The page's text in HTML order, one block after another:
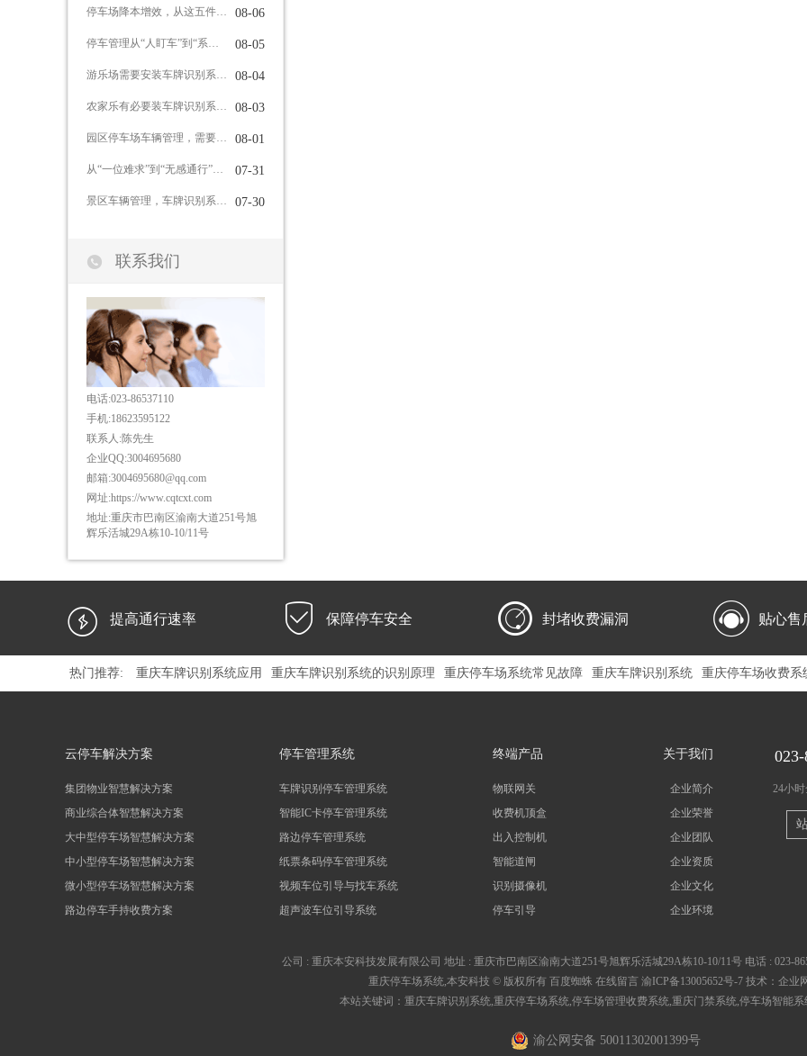
08-06
08-05
08-04
08-03
08-01
07-31
07-30
 联系我们
电话:023-86537110
手机:18623595122
联系人:陈先生
企业QQ:3004695680
邮箱:3004695680@qq.com
网址:https://www.cqtcxt.com
地址:重庆市巴南区渝南大道251号旭
辉乐活城29A栋10-10/11号
 提高通行速率  保障停车安全  封堵收费漏洞  贴心售
热门推荐: 重庆车牌识别系统应用 重庆车牌识别系统的识别原理 重庆停车场系统常见故障 重庆车牌识别系统 重庆停车场收费系
云停车解决方案
集团物业智慧解决方案
商业综合体智慧解决方案
大中型停车场智慧解决方案
中小型停车场智慧解决方案
微小型停车场智慧解决方案
路边停车手持收费方案
停车管理系统
车牌识别停车管理系统
智能IC卡停车管理系统
路边停车管理系统
纸票条码停车管理系统
视频车位引导与找车系统
超声波车位引导系统
终端产品
物联网关
收费机顶盒
出入控制机
智能道闸
识别摄像机
停车引导
关于我们
企业简介
企业荣誉
企业团队
企业资质
企业文化
企业环境
24小
公司 : 重庆本安科技发展有限公司 地址 : 重庆市巴南区渝南大道251号旭辉乐活城29A栋10-10/11号 电话 : 023-
重庆停车场系统,本安科技 © 版权所有 百度蜘蛛 在线留言 渝ICP备13005652号-7 技术： 企业
本站关键词： 重庆车牌识别系统,重庆停车场系统,停车场管理收费系统,重庆门禁系统,停车场智能系
渝公网安备 50011302001399号